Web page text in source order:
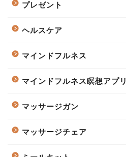
プレゼント
ヘルスケア
マインドフルネス
マインドフルネス瞑想アプリ
マッサージガン
マッサージチェア